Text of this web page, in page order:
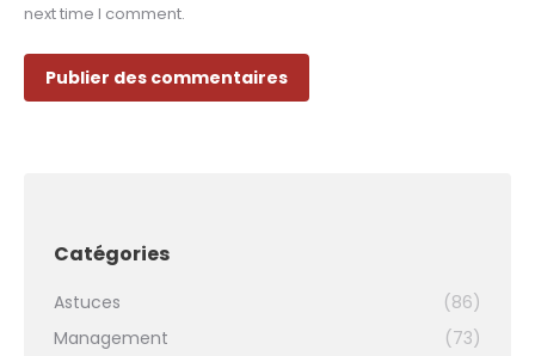
next time I comment.
Publier des commentaires
Catégories
Astuces
(86)
Management
(73)